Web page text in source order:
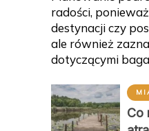
radości,
destynacji czy
ale również
dotyczącymi
Co